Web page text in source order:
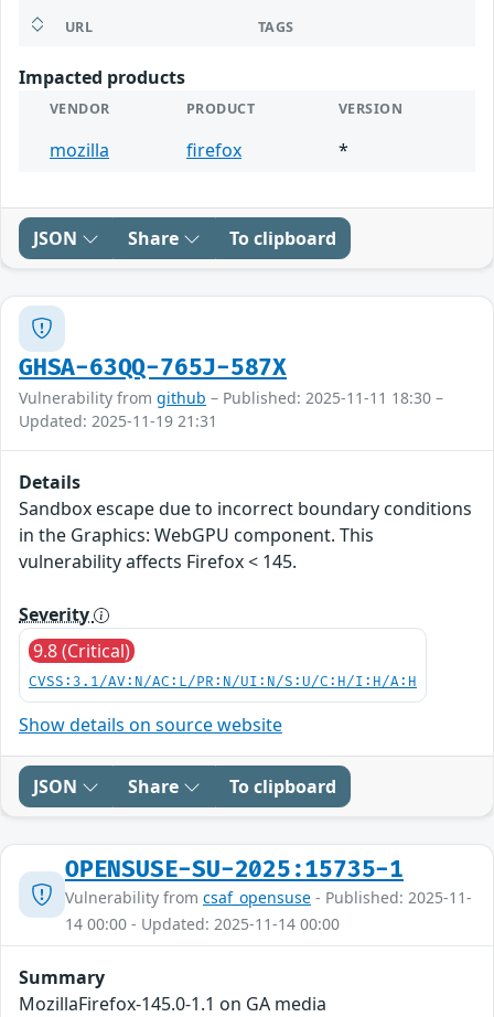
URL TAGS
Impacted products
VENDOR PRODUCT VERSION
mozilla firefox *
JSON Share To clipboard
GHSA-63QQ-765J-587X
Vulnerability from github – Published: 2025-11-11 18:30 –
Updated: 2025-11-19 21:31
Details
Sandbox escape due to incorrect boundary conditions
in the Graphics: WebGPU component. This
vulnerability affects Firefox < 145.
Severity
9.8 (Critical)
CVSS:3.1/AV:N/AC:L/PR:N/UI:N/S:U/C:H/I:H/A:H
Show details on source website
JSON Share To clipboard
OPENSUSE-SU-2025:15735-1
Vulnerability from csaf_opensuse - Published: 2025-11-
14 00:00 - Updated: 2025-11-14 00:00
Summary
MozillaFirefox-145.0-1.1 on GA media